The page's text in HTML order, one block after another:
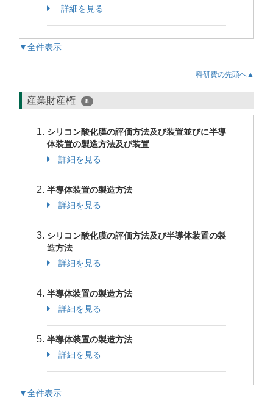
詳細を見る
▼全件表示
科研費の先頭へ▲
産業財産権 8
シリコン酸化膜の評価方法及び装置並びに半導
体装置の製造方法及び装置
詳細を見る
半導体装置の製造方法
詳細を見る
シリコン酸化膜の評価方法及び半導体装置の製
造方法
詳細を見る
半導体装置の製造方法
詳細を見る
半導体装置の製造方法
詳細を見る
▼全件表示